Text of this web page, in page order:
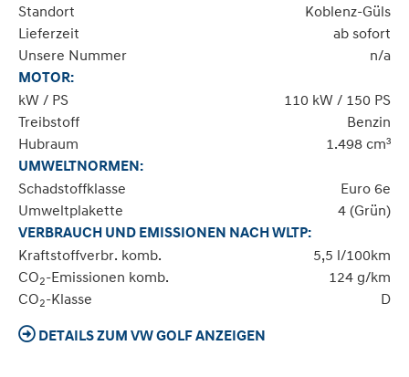
Standort
Koblenz-Güls
Lieferzeit
ab sofort
Unsere Nummer
n/a
MOTOR:
kW / PS
110 kW / 150 PS
Treibstoff
Benzin
Hubraum
1.498 cm³
UMWELTNORMEN:
Schadstoffklasse
Euro 6e
Umweltplakette
4 (Grün)
VERBRAUCH UND EMISSIONEN NACH WLTP:
Kraftstoffverbr. komb.
5,5 l/100km
CO2-Emissionen komb.
124 g/km
CO2-Klasse D
DETAILS ZUM VW GOLF ANZEIGEN